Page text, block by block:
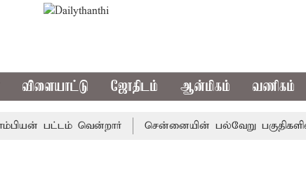
விளையாட்டு ஜோதிடம் ஆன்மிகம் வணிகம்
பட்டம் வென்றார் சென்னையின் பல்வேறு பகுதிகளில்